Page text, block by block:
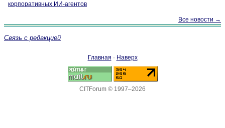
корпоративных ИИ-агентов
Все новости →
Связь с редакцией
Главная · Наверх
CITForum © 1997–2026